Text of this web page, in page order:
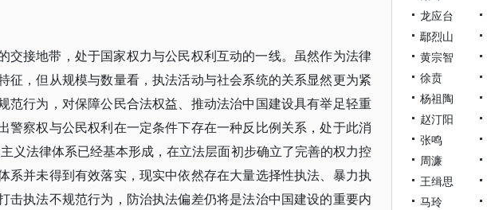
交接地带，处于国家权力与公民权利互动的一线。虽然作为法律
征，但从规模与数量看，执法活动与社会系统的关系显然更为紧
范行为，对保障公民合法权益、推动法治中国建设具有举足轻重
警察权与公民权利在一定条件下存在一种反比例关系，处于此消
法律体系已经基本形成，在立法层面初步确立了完善的权力控
系并未得到有效落实，现实中依然存在大量选择性执法、暴力执
击执法不规范行为，防治执法偏差仍将是法治中国建设的重要内
龙应台
鄢烈山
黄宗智
徐贲
杨祖陶
赵汀阳
张鸣
周濂
王缉思
马玲